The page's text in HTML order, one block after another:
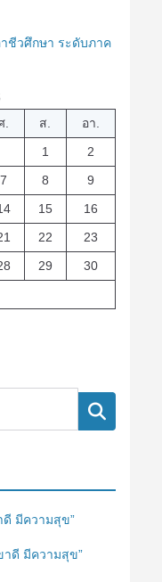
ชีวศึกษา ระดับภาค
. ส.
อา.
1
2
7 8
9
15
16
22
23
29
30
ค้นหา
ดี มีความสุข”
าดี มีความสุข”